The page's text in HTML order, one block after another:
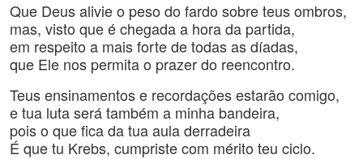
Que Deus alivie o peso do fardo sobre teus ombros,
mas, visto que é chegada a hora da partida,
em respeito a mais forte de todas as díadas,
que Ele nos permita o prazer do reencontro.
Teus ensinamentos e recordações estarão comigo,
e tua luta será também a minha bandeira,
pois o que fica da tua aula derradeira
É que tu Krebs, cumpriste com mérito teu ciclo.